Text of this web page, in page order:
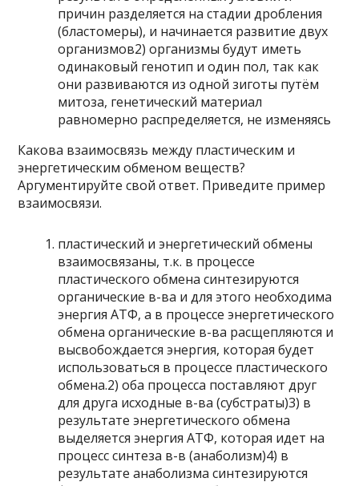
причин разделяется на стадии дробления
(бластомеры), и начинается развитие двух
организмов2) организмы будут иметь
одинаковый генотип и один пол, так как
они развиваются из одной зиготы путём
митоза, генетический материал
равномерно распределяется, не изменяясь
Какова взаимосвязь между пластическим и
энергетическим обменом веществ?
Аргументируйте свой ответ. Приведите пример
взаимосвязи.
пластический и энергетический обмены
взаимосвязаны, т.к. в процессе
пластического обмена синтезируются
органические в-ва и для этого необходима
энергия АТФ, а в процессе энергетического
обмена органические в-ва расщепляются и
высвобождается энергия, которая будет
использоваться в процессе пластического
обмена.2) оба процесса поставляют друг
для друга исходные в-ва (субстраты)3) в
результате энергетического обмена
выделяется энергия АТФ, которая идет на
процесс синтеза в-в (анаболизм)4) в
результате анаболизма синтезируются